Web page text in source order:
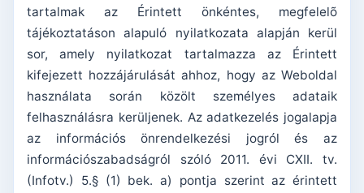
tartalmak az Érintett önkéntes, megfelelõ
tájékoztatáson alapuló nyilatkozata alapján kerül
sor, amely nyilatkozat tartalmazza az Érintett
kifejezett hozzájárulását ahhoz, hogy az Weboldal
használata során közölt személyes adataik
felhasználásra kerüljenek. Az adatkezelés jogalapja
az információs önrendelkezési jogról és az
információszabadságról szóló 2011. évi CXII. tv.
(Infotv.) 5.§ (1) bek. a) pontja szerint az érintett